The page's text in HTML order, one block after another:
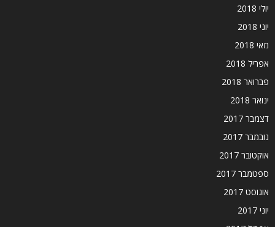
יולי 2018
יוני 2018
מאי 2018
אפריל 2018
פברואר 2018
ינואר 2018
דצמבר 2017
נובמבר 2017
אוקטובר 2017
ספטמבר 2017
אוגוסט 2017
יוני 2017